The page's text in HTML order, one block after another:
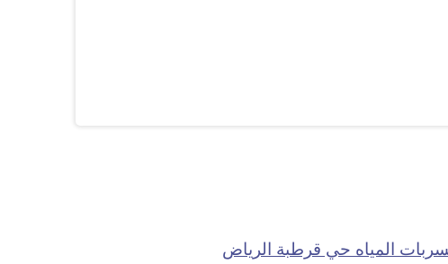
المياه حي قرطبة الرياض